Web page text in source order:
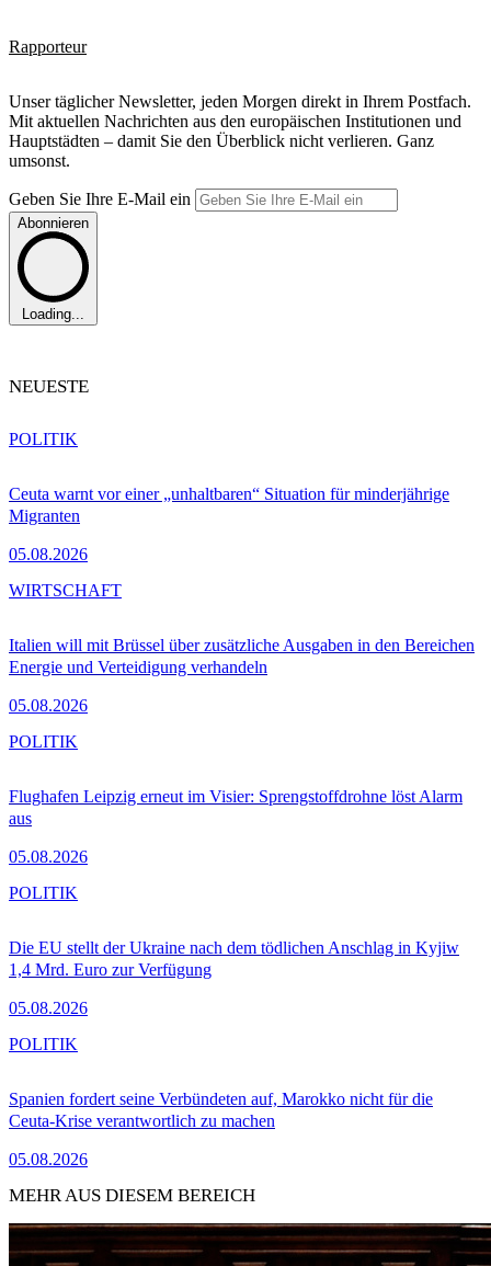
Rapporteur
Unser täglicher Newsletter, jeden Morgen direkt in Ihrem Postfach.
Mit aktuellen Nachrichten aus den europäischen Institutionen und
Hauptstädten – damit Sie den Überblick nicht verlieren. Ganz
umsonst.
Geben Sie Ihre E-Mail ein
Abonnieren
Loading...
NEUESTE
Ceuta warnt vor einer „unhaltbaren“ Situation für minderjährige
Migranten
05.08.2026
POLITIK
Italien will mit Brüssel über zusätzliche Ausgaben in den Bereichen
Energie und Verteidigung verhandeln
05.08.2026
WIRTSCHAFT
Flughafen Leipzig erneut im Visier: Sprengstoffdrohne löst Alarm
aus
05.08.2026
POLITIK
Die EU stellt der Ukraine nach dem tödlichen Anschlag in Kyjiw
1,4 Mrd. Euro zur Verfügung
05.08.2026
POLITIK
Spanien fordert seine Verbündeten auf, Marokko nicht für die
Ceuta-Krise verantwortlich zu machen
05.08.2026
POLITIK
MEHR AUS DIESEM BEREICH